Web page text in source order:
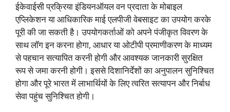
ईकेवाईसी प्रक्रिया इंडियनऑयल वन प्रदाता के मोबाइल
एप्लिकेशन या आधिकारिक माई एलपीजी वेबसाइट का उपयोग करके
पूरी की जा सकती है। उपयोगकर्ताओं को अपने पंजीकृत विवरण के
साथ लॉग इन करना होगा, आधार या ओटीपी प्रमाणीकरण के माध्यम
से पहचान सत्यापित करनी होगी और आवश्यक जानकारी सुरक्षित
रूप से जमा करनी होगी। इससे दिशानिर्देशों का अनुपालन सुनिश्चित
होगा और पूरे भारत में लाभार्थियों के लिए त्वरित सत्यापन और निर्बाध
सेवा पहुंच सुनिश्चित होगी।